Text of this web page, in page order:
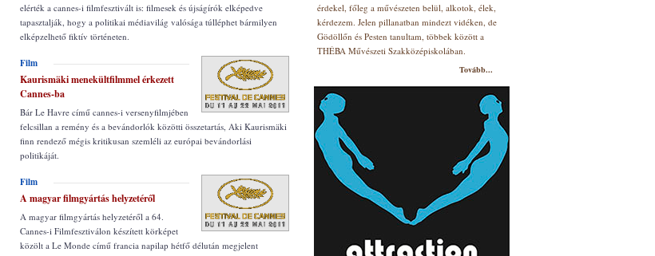
elérték a cannes-i filmfesztivált is: filmesek és újságírók elképedve
tapasztalják, hogy a politikai médiavilág valósága túlléphet bármilyen
elképzelhető fiktív történeten.
Film
Kaurismäki menekültfilmmel érkezett
Cannes-ba
Bár Le Havre című cannes-i versenyfilmjében
felcsillan a remény és a bevándorlók közötti összetartás, Aki Kaurismäki
finn rendező mégis kritikusan szemléli az európai bevándorlási
politikáját.
Film
A magyar filmgyártás helyzetéről
A magyar filmgyártás helyzetéről a 64.
Cannes-i Filmfesztiválon készített körképet
közölt a Le Monde című francia napilap hétfő délután megjelent
érdekel, főleg a művészeten belül, alkotok, élek,
kérdezem. Jelen pillanatban mindezt vidéken, de
Gödöllőn és Pesten tanultam, többek között a
THÉBA Művészeti Szakközépiskolában.
Tovább...